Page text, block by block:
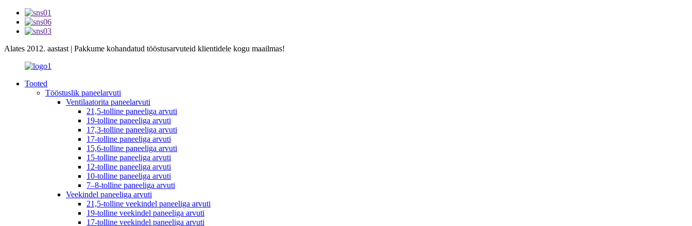
Alates 2012. aastast | Pakkume kohandatud tööstusarvuteid klientidele kogu maailmas!
Tooted
Tööstuslik paneelarvuti
Ventilaatorita paneelarvuti
21,5-tolline paneeliga arvuti
19-tolline paneeliga arvuti
17,3-tolline paneeliga arvuti
17-tolline paneeliga arvuti
15,6-tolline paneeliga arvuti
15-tolline paneeliga arvuti
12-tolline paneeliga arvuti
10-tolline paneeliga arvuti
7–8-tolline paneeliga arvuti
Veekindel paneeliga arvuti
21,5-tolline veekindel paneeliga arvuti
19-tolline veekindel paneeliga arvuti
17-tolline veekindel paneeliga arvuti